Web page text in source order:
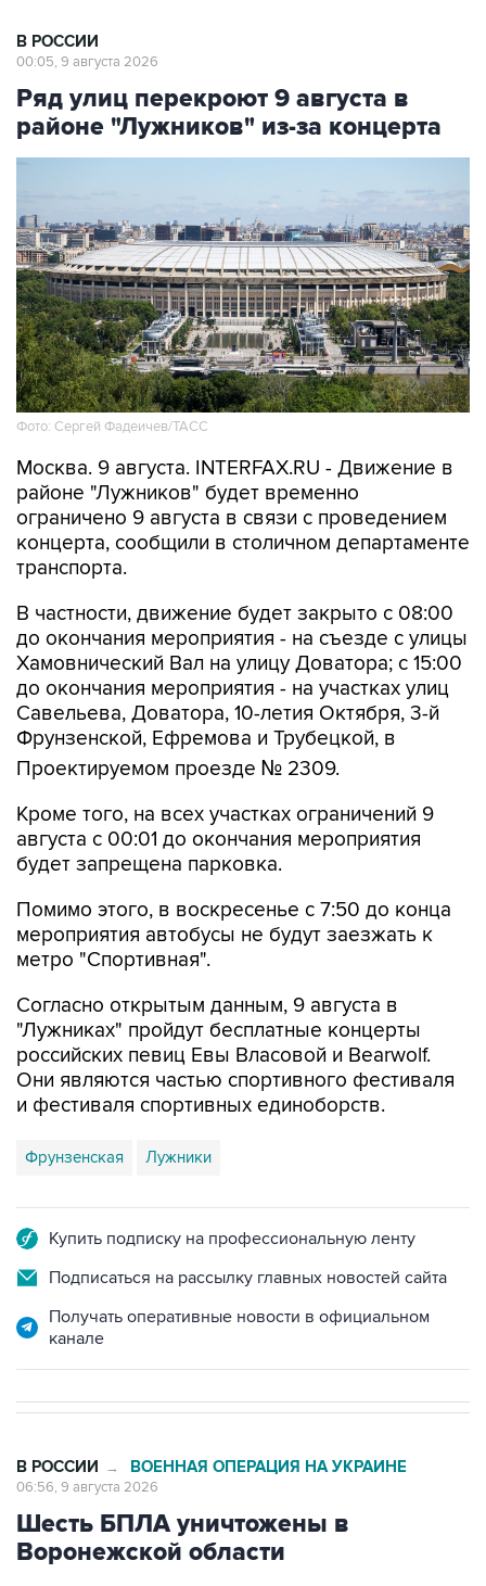
В РОССИИ
00:05, 9 августа 2026
Ряд улиц перекроют 9 августа в
районе "Лужников" из-за концерта
Фото: Сергей Фадеичев/ТАСС
Москва. 9 августа. INTERFAX.RU - Движение в
районе "Лужников" будет временно
ограничено 9 августа в связи с проведением
концерта, сообщили в столичном департаменте
транспорта.
В частности, движение будет закрыто с 08:00
до окончания мероприятия - на съезде с улицы
Хамовнический Вал на улицу Доватора; с 15:00
до окончания мероприятия - на участках улиц
Савельева, Доватора, 10-летия Октября, 3-й
Фрунзенской, Ефремова и Трубецкой, в
Проектируемом проезде № 2309.
Кроме того, на всех участках ограничений 9
августа с 00:01 до окончания мероприятия
будет запрещена парковка.
Помимо этого, в воскресенье с 7:50 до конца
мероприятия автобусы не будут заезжать к
метро "Спортивная".
Согласно открытым данным, 9 августа в
"Лужниках" пройдут бесплатные концерты
российских певиц Евы Власовой и Bearwolf.
Они являются частью спортивного фестиваля
и фестиваля спортивных единоборств.
Фрунзенская Лужники
Купить подписку на профессиональную ленту
Подписаться на рассылку главных новостей сайта
Получать оперативные новости в официальном
канале
В РОССИИ → ВОЕННАЯ ОПЕРАЦИЯ НА УКРАИНЕ
06:56, 9 августа 2026
Шесть БПЛА уничтожены в
Воронежской области